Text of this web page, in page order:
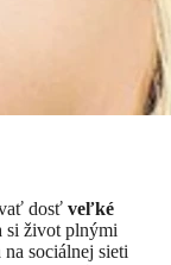
dosť veľké
si život plnými
sociálnej sieti